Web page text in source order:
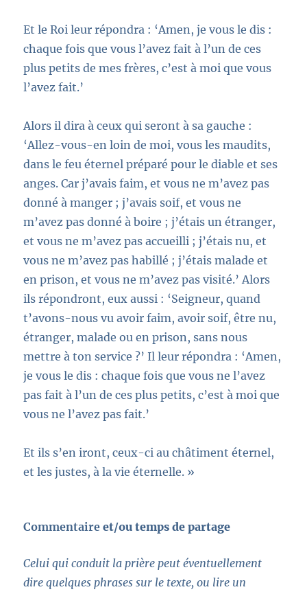
Et le Roi leur répondra : ‘Amen, je vous le dis :
chaque fois que vous l’avez fait à l’un de ces
plus petits de mes frères, c’est à moi que vous
l’avez fait.’
Alors il dira à ceux qui seront à sa gauche :
‘Allez-vous-en loin de moi, vous les maudits,
dans le feu éternel préparé pour le diable et ses
anges. Car j’avais faim, et vous ne m’avez pas
donné à manger ; j’avais soif, et vous ne
m’avez pas donné à boire ; j’étais un étranger,
et vous ne m’avez pas accueilli ; j’étais nu, et
vous ne m’avez pas habillé ; j’étais malade et
en prison, et vous ne m’avez pas visité.’ Alors
ils répondront, eux aussi : ‘Seigneur, quand
t’avons-nous vu avoir faim, avoir soif, être nu,
étranger, malade ou en prison, sans nous
mettre à ton service ?’ Il leur répondra : ‘Amen,
je vous le dis : chaque fois que vous ne l’avez
pas fait à l’un de ces plus petits, c’est à moi que
vous ne l’avez pas fait.’
Et ils s’en iront, ceux-ci au châtiment éternel,
et les justes, à la vie éternelle. »
Commentaireet/ou temps de partage
Celui qui conduit la prière peut éventuellement
dire quelques phrases sur le texte, ou lire un